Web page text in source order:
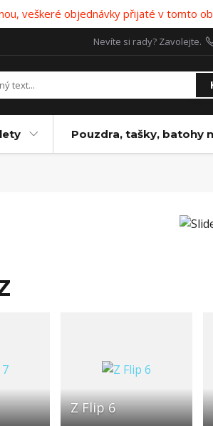
veškeré objednávky přijaté v tomto
Nevíte si rady? Zavolejte.
Pouzdra, tašky, batohy
Z Flip 6